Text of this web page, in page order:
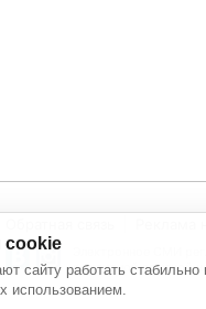
с активной ссылкой
cookie
сайту работать
использованием.